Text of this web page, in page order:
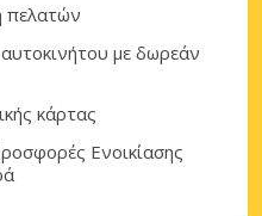
πελατών
με δωρεάν
κάρτας
Ενοικίασης